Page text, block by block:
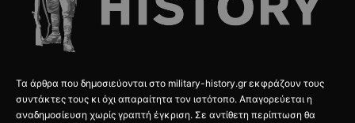
Τα άρθρα που δημοσιεύονται στο military-history.gr εκφράζουν τους
συντάκτες τους κι όχι απαραίτητα τον ιστότοπο. Απαγορεύεται η
αναδημοσίευση χωρίς γραπτή έγκριση. Σε αντίθετη περίπτωση θα